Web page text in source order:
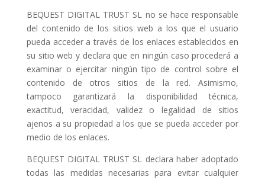
BEQUEST DIGITAL TRUST SL no se hace responsable
del contenido de los sitios web a los que el usuario
pueda acceder a través de los enlaces establecidos en
su sitio web y declara que en ningún caso procederá a
examinar o ejercitar ningún tipo de control sobre el
contenido de otros sitios de la red. Asimismo,
tampoco garantizará la disponibilidad técnica,
exactitud, veracidad, validez o legalidad de sitios
ajenos a su propiedad a los que se pueda acceder por
medio de los enlaces.
BEQUEST DIGITAL TRUST SL declara haber adoptado
todas las medidas necesarias para evitar cualquier